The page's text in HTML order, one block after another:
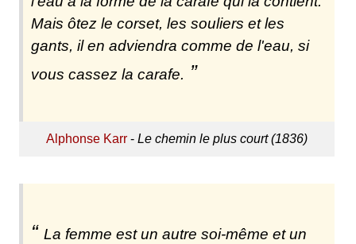
Mais ôtez le corset, les souliers et les
gants, il en adviendra comme de l'eau, si
vous cassez la carafe.
Alphonse Karr- Le chemin le plus court (1836)
La femme est un autre soi-même et un